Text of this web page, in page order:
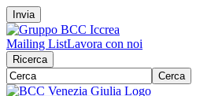
Invia
Mailing ListLavora con noi
Ricerca
Cerca